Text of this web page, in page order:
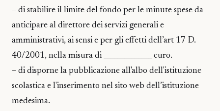
– di stabilire il limite del fondo per le minute spese da
anticipare al direttore dei servizi generali e
amministrativi, ai sensi e per gli effetti dell’art 17 D.
40/2001, nella misura di ______________ euro.
– di disporne la pubblicazione all'albo dell'istituzione
scolastica e l'inserimento nel sito web dell’istituzione
medesima.